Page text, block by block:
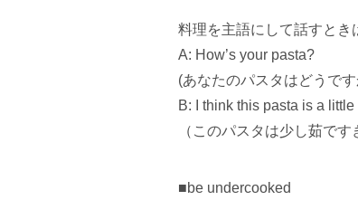
料理を主語にして話すとき
A: How’s your pasta?
(あなたのパスタはどうで
B: I think this pasta is a
（このパスタは少し茹です
■be undercooked